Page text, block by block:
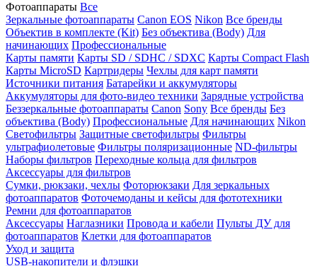
Фотоаппараты Все
Зеркальные фотоаппараты Canon EOS Nikon Все бренды
Объектив в комплекте (Kit) Без объектива (Body) Для
начинающих Профессиональные
Карты памяти Карты SD / SDHC / SDXC Карты Compact Flash
Карты MicroSD Картридеры Чехлы для карт памяти
Источники питания Батарейки и аккумуляторы
Аккумуляторы для фото-видео техники Зарядные устройства
Беззеркальные фотоаппараты Canon Sony Все бренды Без
объектива (Body) Профессиональные Для начинающих Nikon
Светофильтры Защитные светофильтры Фильтры
ультрафиолетовые Фильтры поляризационные ND-фильтры
Наборы фильтров Переходные кольца для фильтров
Аксессуары для фильтров
Сумки, рюкзаки, чехлы Фоторюкзаки Для зеркальных
фотоаппаратов Фоточемоданы и кейсы для фототехники
Ремни для фотоаппаратов
Аксессуары Наглазники Провода и кабели Пульты ДУ для
фотоаппаратов Клетки для фотоаппаратов
Уход и защита
USB-накопители и флэшки